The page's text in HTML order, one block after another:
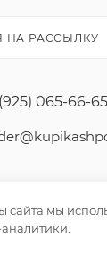
НА РАССЫЛКУ
065-66-65
сайта мы